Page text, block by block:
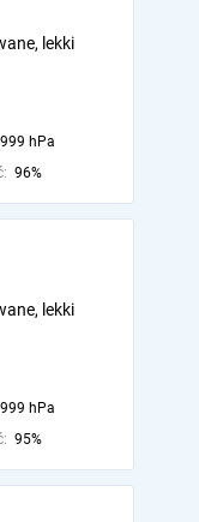
lekki
999 hPa
96%
lekki
999 hPa
95%